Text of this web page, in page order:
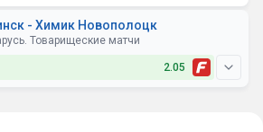
ХК Лида
- Химик Новополоцк
Товарищеские матчи
2.05